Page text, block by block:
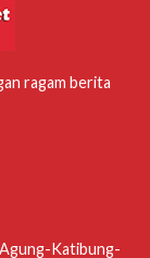
ragam berita
Katibung-